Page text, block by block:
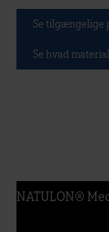
Se tilgængelige
Se hvad
NATULON®